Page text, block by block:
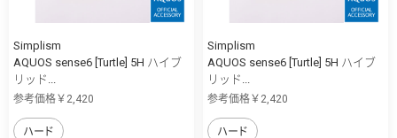
Simplism
AQUOS sense6 [Turtle] 5H ハイブ
リッド...
参考価格￥2,420
ハード
Simplism
AQUOS sense6 [Turtle] 5H ハイブ
リッド...
参考価格￥2,420
ハード